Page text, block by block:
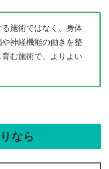
施術ではなく、身体
神経機能の働きを整
む施術で、よりよい
なら